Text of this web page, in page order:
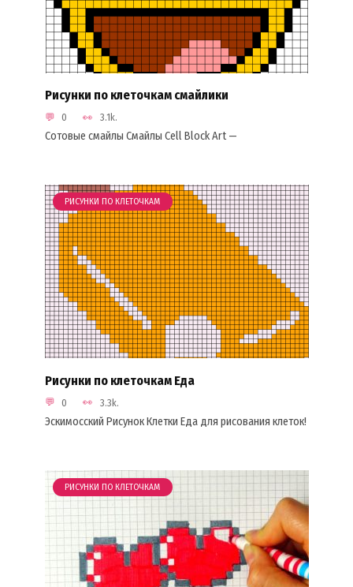
Рисунки по клеточкам смайлики
0 3.1k.
Сотовые смайлы Смайлы Cell Block Art —
РИСУНКИ ПО КЛЕТОЧКАМ
Рисунки по клеточкам Еда
0 3.3k.
Эскимосский Рисунок Клетки Еда для рисования клеток!
РИСУНКИ ПО КЛЕТОЧКАМ